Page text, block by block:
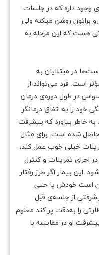
وجود داره که در جلسات
براتون روشن میکنه ولی
هست که این مرحله به
در مبتلایان به
است. فرد می‌تواند از
در طول دوره‌ی درمان
خود را به اتفاق درمانگر
خاطر بیاورد که پیشرفت
شده است. برای مثال
خیلی خوب عمل کند،
اجرای تمرینات و کنترل
این بیمار اگر طرز رفتار
است خودش یا حتی
از جلسه‌ی قبل
را به‌دقت پر کند معلوم
او در مقایسه با